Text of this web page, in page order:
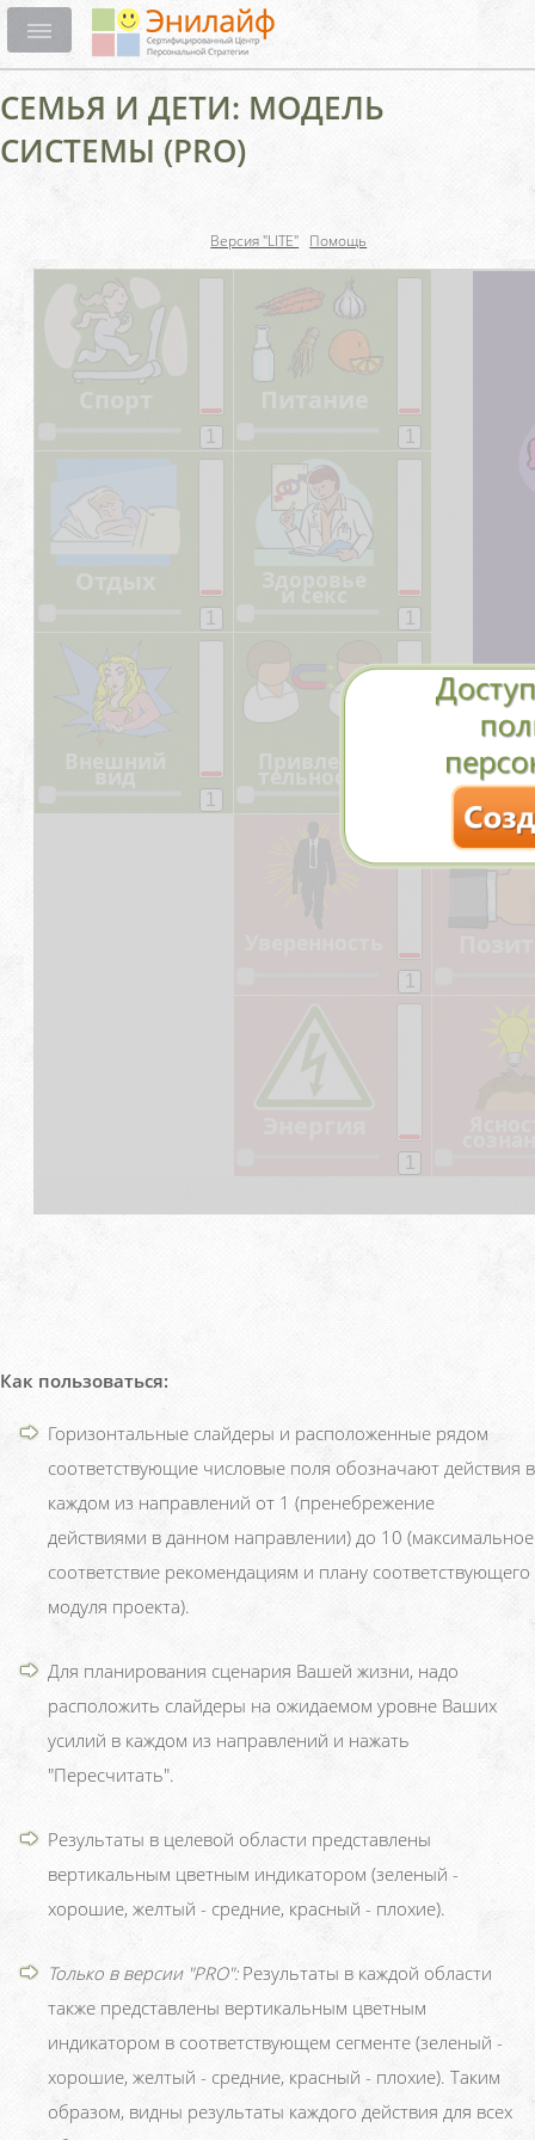
СЕМЬЯ И ДЕТИ: МОДЕЛЬ
СИСТЕМЫ (PRO)
Версия "LITE" Помощь
Как пользоваться:
Горизонтальные слайдеры и расположенные рядом
соответствующие числовые поля обозначают действия в
каждом из направлений от 1 (пренебрежение
действиями в данном направлении) до 10 (максимальное
соответствие рекомендациям и плану соответствующего
модуля проекта).
Для планирования сценария Вашей жизни, надо
расположить слайдеры на ожидаемом уровне Ваших
усилий в каждом из направлений и нажать
"Пересчитать".
Результаты в целевой области представлены
вертикальным цветным индикатором (зеленый -
хорошие, желтый - средние, красный - плохие).
Только в версии "PRO":Результаты в каждой области
также представлены вертикальным цветным
индикатором в соответствующем сегменте (зеленый -
хорошие, желтый - средние, красный - плохие). Таким
образом, видны результаты каждого действия для всех